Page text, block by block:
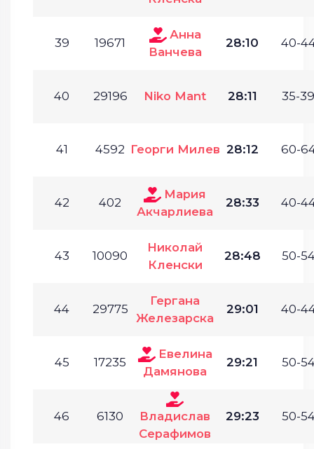
39 19671
Анна
Ванчева
28:10 40-
40 29196 Niko Mant 28:11 35-
41 4592 Георги Милев 28:12 60-
42 402
Мария
Акчарлиева
28:33 40-
43 10090
Николай
Кленски
28:48 50-
44 29775
Гергана
Железарска
29:01 40-
45 17235
Евелина
Дамянова
29:21 50-
46 6130
Владислав
Серафимов
29:23 50-